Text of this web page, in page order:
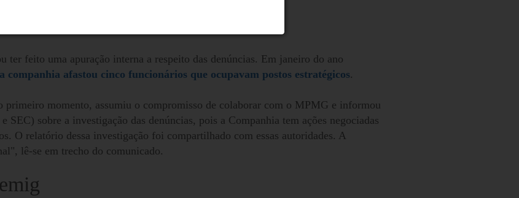
ter feito uma apuração interna a respeito das denúncias. Em janeiro do ano
a companhia afastou cinco funcionários que ocupavam postos estratégicos.
primeiro momento, assumiu o compromisso de colaborar com o MPMG e informou
SEC) sobre a investigação das denúncias, pois a Companhia tem ações negociadas
O relatório dessa investigação foi compartilhado com essas autoridades. A
lê-se em trecho do comunicado.